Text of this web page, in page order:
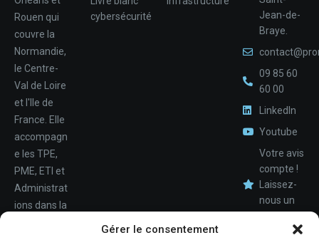
Gérer le consentement
Rouen qui
couvre la
Normandie,
le Centre-
Val de Loire
et l'Ile de
France. Elle
accompagn
e les TPE,
PME, ETI et
Administrat
ions dans la
cybersécurité
Jean-de-
Braye.
09 85 60
60 00
LinkedIn
Youtube
Votre avis
compte !
Laissez-
nous un